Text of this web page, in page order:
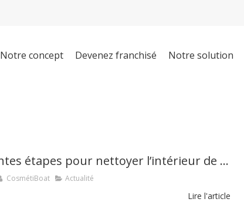
Notre concept Devenez franchisé Notre solution
Les différentes étapes pour nettoyer l’intérieur de son bateau
CosmétiBoat Actualité
Lire l'article